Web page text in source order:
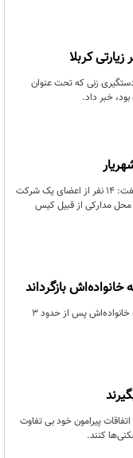
زنی که تحت عنوان
رئیس پلیس آگاهی فرماندهی انتظامی غرب استان تهران گفت: ۱۴ نفر از اعضای یک شرکت
محل مدارکی از قبیل کیس
رئیس پلیس آگاهی از بازگرداندن یک پسربچه ۳.۵ ساله به خانواده‌اش پس از حدود ۳
پیرامون خود بی تفاوت
کنند.